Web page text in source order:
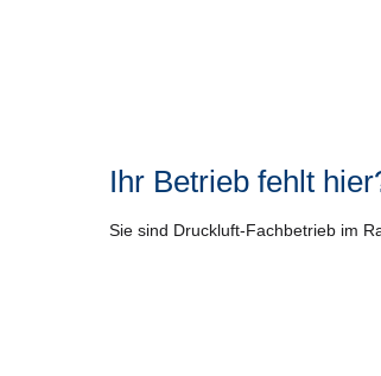
Ihr Betrieb fehlt
Sie sind Druckluft-Fachbetrieb im